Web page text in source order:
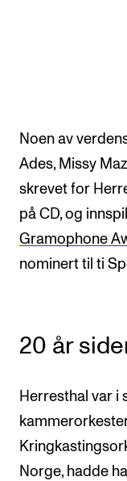
Noen av
Ades, Missy
skrevet for
på CD, og
Gramophone
nominert til ti
20 år
Herresthal var i
Norge, hadde